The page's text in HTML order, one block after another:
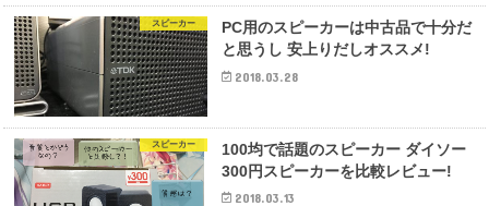
スピーカー
PC用のスピーカーは中古品で十分だ
と思うし 安上りだしオススメ!
2018.03.28
スピーカー
100均で話題のスピーカー ダイソー
300円スピーカーを比較レビュー!
2018.03.13